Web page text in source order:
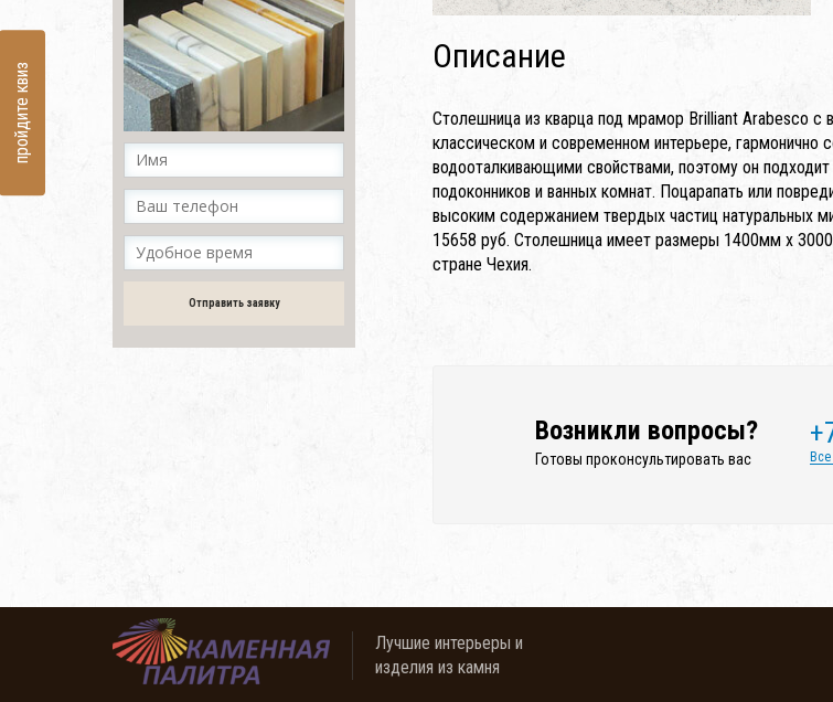
Отправить заявку
Описание
Столешница из кварца под мрамор Brilliant Arabesco
классическом и современном интерьере,
водооталкивающими свойствами, поэтому он
подоконников и ванных комнат. Поцарапать или
высоким содержанием твердых частиц натуральных
15658 руб. Столешница имеет размеры 1400мм x
стране Чехия.
Возникли вопросы?
Готовы проконсультировать вас
Лучшие интерьеры и
изделия из камня
пройдите квиз